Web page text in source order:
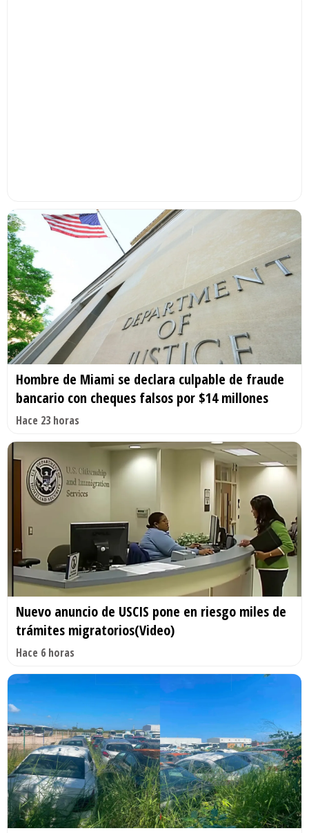
Hombre de Miami se declara culpable de fraude
bancario con cheques falsos por $14 millones
Hace 23 horas
Nuevo anuncio de USCIS pone en riesgo miles de
trámites migratorios(Video)
Hace 6 horas